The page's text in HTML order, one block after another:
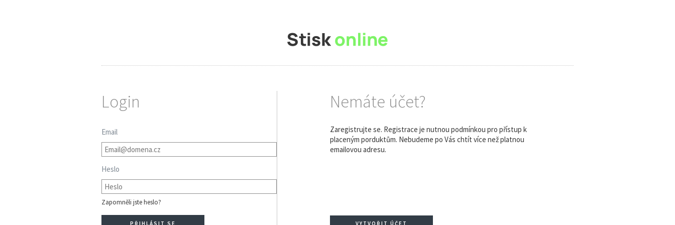
Login
Email
Heslo
Zapomněli jste heslo?
Nemáte účet?
Zaregistrujte se. Registrace je nutnou podmínkou pro přístup k
placeným porduktům. Nebudeme po Vás chtít více než platnou
emailovou adresu.
VYTVOŘIT ÚČET